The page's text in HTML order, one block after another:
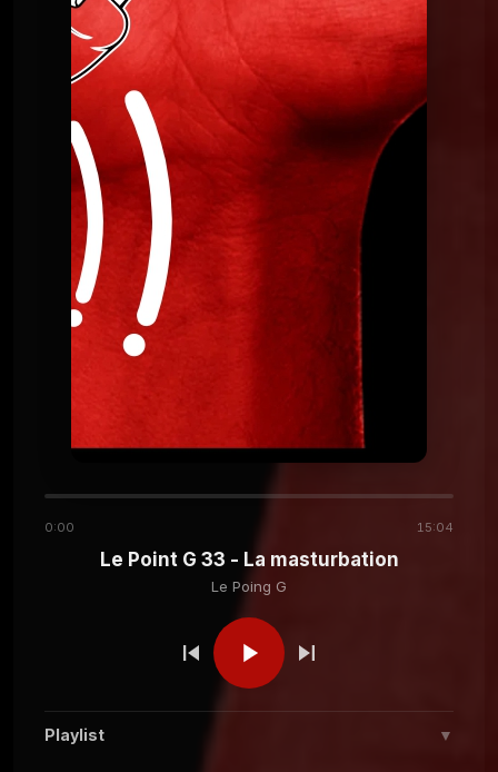
Le Poing G
Le Poing G Le Point G! 2 La sidérodromophilie
Le Poing G Le Point G! La soceraphilie
Le Poing G Le Point G! 2 La forniphilie
Le Point G! 2 L’autoscopophilie
Le Point G! 2 L'ergophilie
Le Point G! L'alliumphilie
0:00 15:04
Le Point G 33 - La masturbation
Le Poing G
Playlist ▼